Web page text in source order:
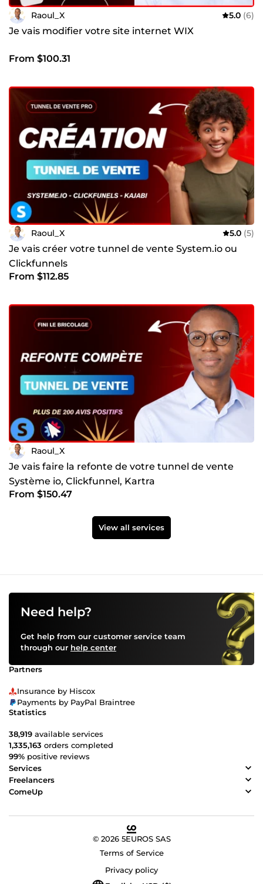
Raoul_X 5.0 (6)
Je vais modifier votre site internet WIX
From $100.31
Raoul_X 5.0 (5)
Je vais créer votre tunnel de vente System.io ou
Clickfunnels
From $112.85
Raoul_X
Je vais faire la refonte de votre tunnel de vente
Système io, Clickfunnel, Kartra
From $150.47
View all services
Need help?
Get help from our customer service team
through our help center
Partners
Insurance by Hiscox
Payments by PayPal Braintree
Statistics
38,919 available services
1,335,163 orders completed
99% positive reviews
Services
Freelancers
ComeUp
© 2026 5EUROS SAS
Terms of Service
Privacy policy